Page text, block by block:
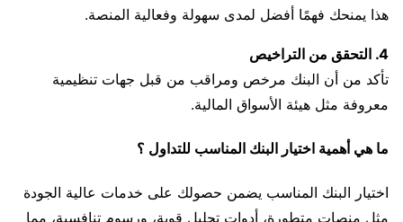
هذا يمنحك فهمًا أفضل لمدى سهولة وفعالية المنصة.
4. التحقق من التراخيص
تأكد من أن البنك مرخص ومراقب من قبل جهات تنظيمية
معروفة مثل هيئة الأسواق المالية.
ما هي أهمية اختيار البنك المناسب للتداول ؟
اختيار البنك المناسب يضمن حصولك على خدمات عالية الجودة
مثل منصات متطورة، أدوات تحليل قوية، ورسوم تنافسية، مما